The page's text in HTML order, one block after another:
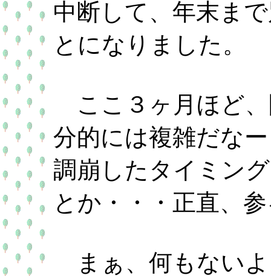
中断して、年末ま
とになりました。
ここ３ヶ月ほど
分的には複雑だな
調崩したタイミン
とか・・・正直、
まぁ、何もない